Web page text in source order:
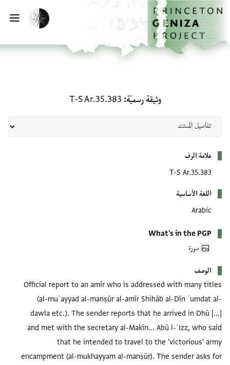
إلى المحتوى الرئيسي
الرئيسية
تفعيل الوضع المظلم
وثيقة رسميّة T-S Ar.35.383
علامة الرف
T-S Ar.35.383
اللغة الأساسية
Arabic
What's in the PGP
صورة
الوصف
Official report to an amīr who is addressed with many titles
(al-muʾayyad al-manṣūr al-amīr Shihāb al-Dīn ʿumdat al-
dawla etc.). The sender reports that he arrived in Dhū [...]
and met with the secretary al-Makīn... Abū l-ʿIzz, who said
that he intended to travel to the 'victorious' army
encampment (al-mukhayyam al-manṣūr). The sender asks for